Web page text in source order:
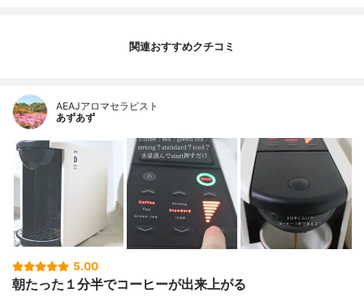
関連おすすめクチコミ
AEAJアロマセラピスト
あずあず
5.00
朝たった１分半でコーヒーが出来上がる